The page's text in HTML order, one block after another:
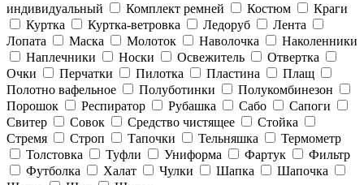
индивидуальный
Комплект ремней Костюм
Краги
Куртка
Куртка-ветровка Ледоруб
Лента
Лопата
Маска Молоток Наволочка
Наколенники
Наплечники
Носки Освежитель
Отвертка
Очки
Перчатки Пилотка Пластина
Плащ
Полотно вафельное
Полуботинки
Полукомбинезон
Порошок
Респиратор Рубашка Сабо
Сапоги
Свитер
Совок Средство чистящее
Стойка
Стремя
Строп Тапочки Тельняшка
Термометр
Толстовка
Туфли Униформа Фартук
Фильтр
Футболка
Халат Чулки Шапка
Шапочка